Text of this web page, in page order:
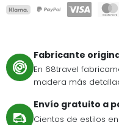
Fabricante
En 68travel
madera más
Envío gratuito a
Cientos de estilos